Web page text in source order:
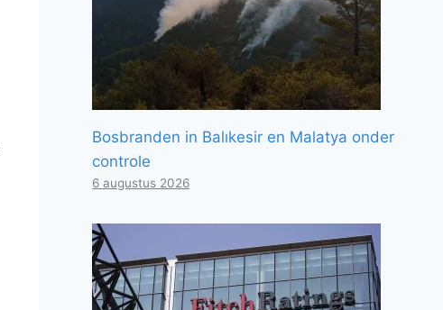
Bosbranden in Balıkesir en Malatya onder
controle
6 augustus 2026